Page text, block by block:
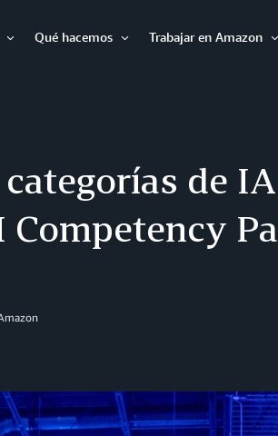
Qué hacemos
Trabajar en Amazon
de
Competency